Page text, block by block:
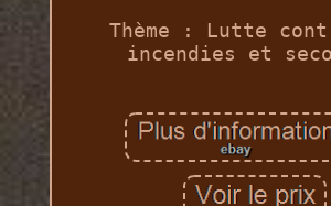
Thème : Lutte
incendies et